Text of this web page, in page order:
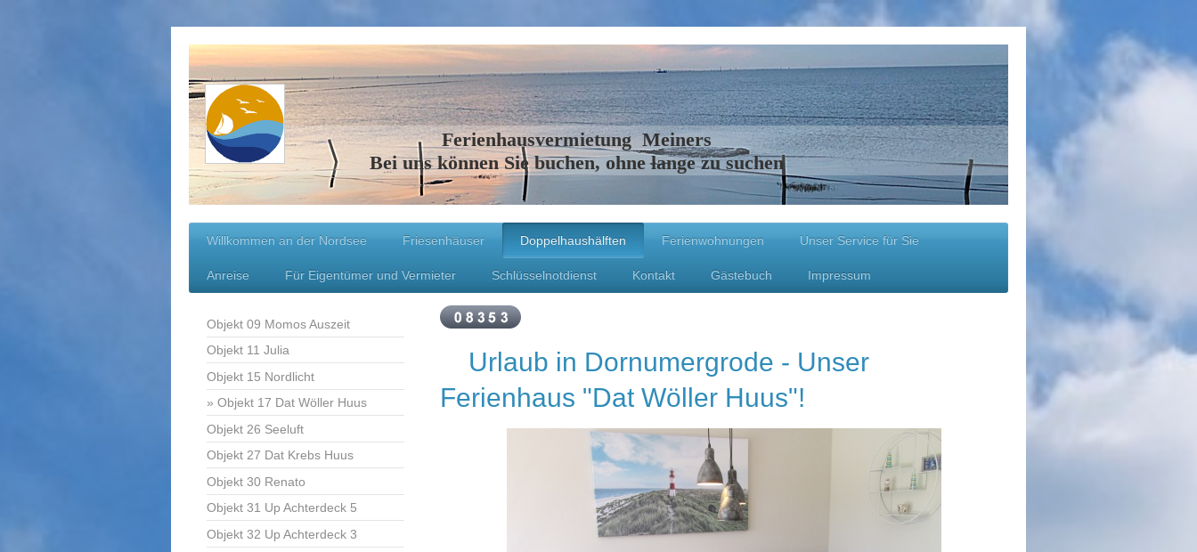
Ferienhausvermietung Meiners
Bei uns können Sie buchen, ohne lange zu suchen
Willkommen an der Nordsee Friesenhäuser Doppelhaushälften Ferienwohnungen Unser Service für Sie
Anreise Für Eigentümer und Vermieter Schlüsselnotdienst Kontakt Gästebuch Impressum
Urlaub in Dornumergrode - Unser
Ferienhaus "Dat Wöller Huus"!
Objekt 09 Momos Auszeit
Objekt 11 Julia
Objekt 15 Nordlicht
Objekt 17 Dat Wöller Huus
Objekt 26 Seeluft
Objekt 27 Dat Krebs Huus
Objekt 30 Renato
Objekt 31 Up Achterdeck 5
Objekt 32 Up Achterdeck 3